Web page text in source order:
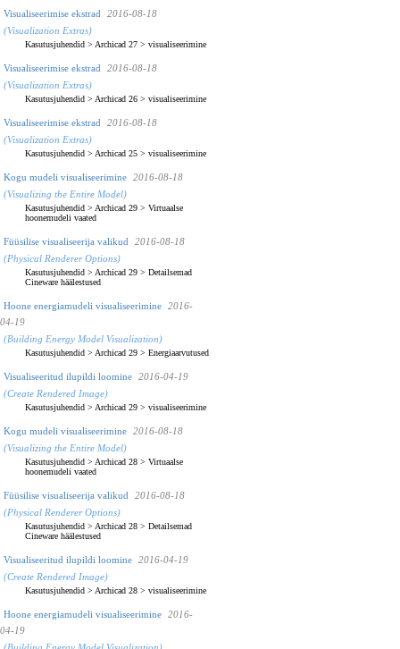
Visualiseerimise ekstrad
2016-08-18
(Visualization Extras)
Kasutusjuhendid > Archicad 27 > visualiseerimine
Visualiseerimise ekstrad
2016-08-18
(Visualization Extras)
Kasutusjuhendid > Archicad 26 > visualiseerimine
Visualiseerimise ekstrad
2016-08-18
(Visualization Extras)
Kasutusjuhendid > Archicad 25 > visualiseerimine
Kogu mudeli visualiseerimine
2016-08-18
(Visualizing the Entire Model)
Kasutusjuhendid > Archicad 29 > Virtuaalse
hoonemudeli vaated
Füüsilise visualiseerija valikud
2016-08-18
(Physical Renderer Options)
Kasutusjuhendid > Archicad 29 > Detailsemad
Cineware häälestused
Hoone energiamudeli visualiseerimine
2016-
04-19
(Building Energy Model Visualization)
Kasutusjuhendid > Archicad 29 > Energiaarvutused
Visualiseeritud ilupildi loomine
2016-04-19
(Create Rendered Image)
Kasutusjuhendid > Archicad 29 > visualiseerimine
Kogu mudeli visualiseerimine
2016-08-18
(Visualizing the Entire Model)
Kasutusjuhendid > Archicad 28 > Virtuaalse
hoonemudeli vaated
Füüsilise visualiseerija valikud
2016-08-18
(Physical Renderer Options)
Kasutusjuhendid > Archicad 28 > Detailsemad
Cineware häälestused
Visualiseeritud ilupildi loomine
2016-04-19
(Create Rendered Image)
Kasutusjuhendid > Archicad 28 > visualiseerimine
Hoone energiamudeli visualiseerimine
2016-
04-19